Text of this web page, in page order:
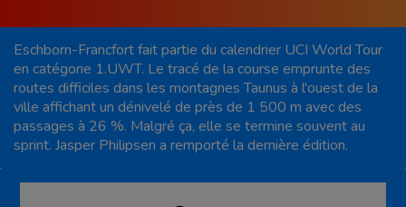
Eschborn-Francfort fait partie du calendrier UCI World Tour
en catégorie 1.UWT. Le tracé de la course emprunte des
routes difficiles dans les montagnes Taunus à l'ouest de la
ville affichant un dénivelé de près de 1 500 m avec des
passages à 26 %. Malgré ça, elle se termine souvent au
sprint. Jasper Philipsen a remporté la dernière édition.